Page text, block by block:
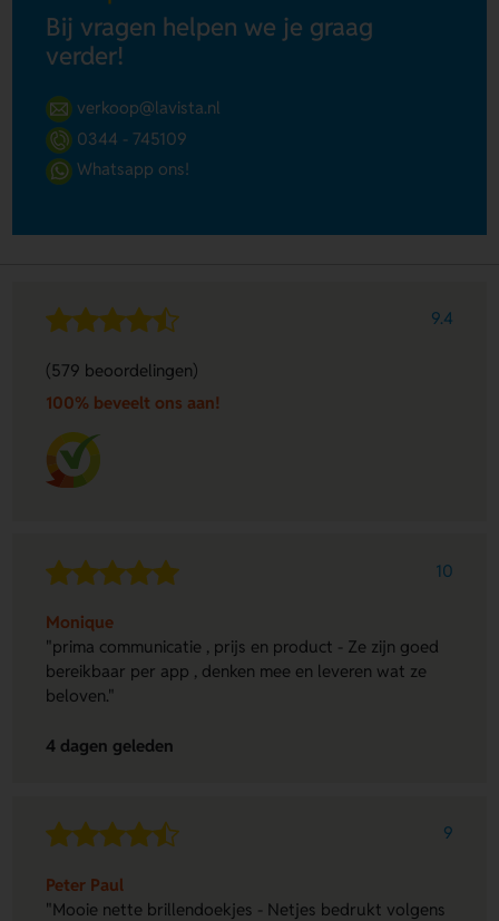
Bij vragen helpen we je graag
verder!
verkoop@lavista.nl
0344 - 745109
Whatsapp ons!
9.4
(579 beoordelingen)
100% beveelt ons aan!
10
Monique
"prima communicatie , prijs en product - Ze zijn goed
bereikbaar per app , denken mee en leveren wat ze
beloven."
4 dagen geleden
9
Peter Paul
"Mooie nette brillendoekjes - Netjes bedrukt volgens